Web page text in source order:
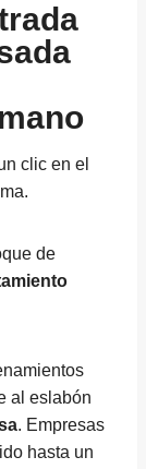
clic en el
de
al eslabón
. Empresas
hasta un